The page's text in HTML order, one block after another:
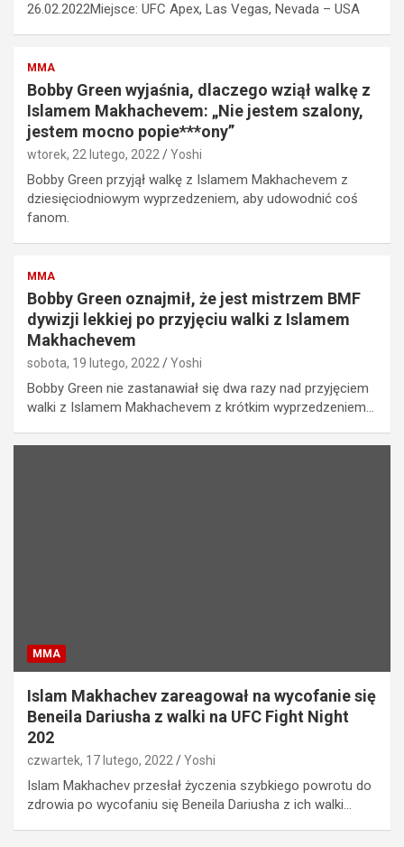
26.02.2022Miejsce: UFC Apex, Las Vegas, Nevada – USA
MMA
Bobby Green wyjaśnia, dlaczego wziął walkę z
Islamem Makhachevem: „Nie jestem szalony,
jestem mocno popie***ony”
wtorek, 22 lutego, 2022 Yoshi
Bobby Green przyjął walkę z Islamem Makhachevem z
dziesięciodniowym wyprzedzeniem, aby udowodnić coś
fanom.
MMA
Bobby Green oznajmił, że jest mistrzem BMF
dywizji lekkiej po przyjęciu walki z Islamem
Makhachevem
sobota, 19 lutego, 2022 Yoshi
Bobby Green nie zastanawiał się dwa razy nad przyjęciem
walki z Islamem Makhachevem z krótkim wyprzedzeniem…
MMA
Islam Makhachev zareagował na wycofanie się
Beneila Dariusha z walki na UFC Fight Night
202
czwartek, 17 lutego, 2022 Yoshi
Islam Makhachev przesłał życzenia szybkiego powrotu do
zdrowia po wycofaniu się Beneila Dariusha z ich walki…